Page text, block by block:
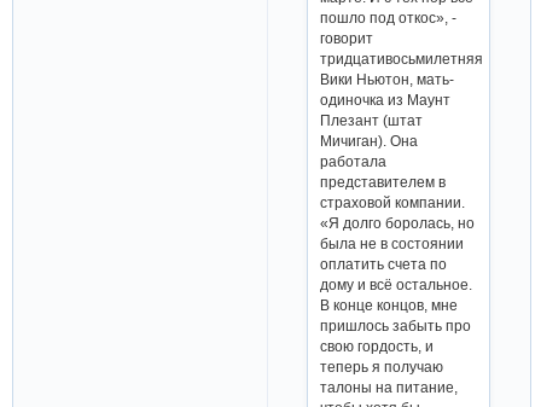
пошло под откос», -
говорит
тридцативосьмилетняя
Вики Ньютон, мать-
одиночка из Маунт
Плезант (штат
Мичиган). Она
работала
представителем в
страховой компании.
«Я долго боролась, но
была не в состоянии
оплатить счета по
дому и всё остальное.
В конце концов, мне
пришлось забыть про
свою гордость, и
теперь я получаю
талоны на питание,